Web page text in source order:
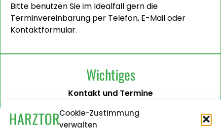
Cookie-Zustimmung
verwalten
Bitte benutzen Sie im Idealfall gern die
Terminvereinbarung per Telefon, E-Mail oder
Kontaktformular.
Wichtiges
Kontakt und Termine
Barrierefreiheit
Impressum